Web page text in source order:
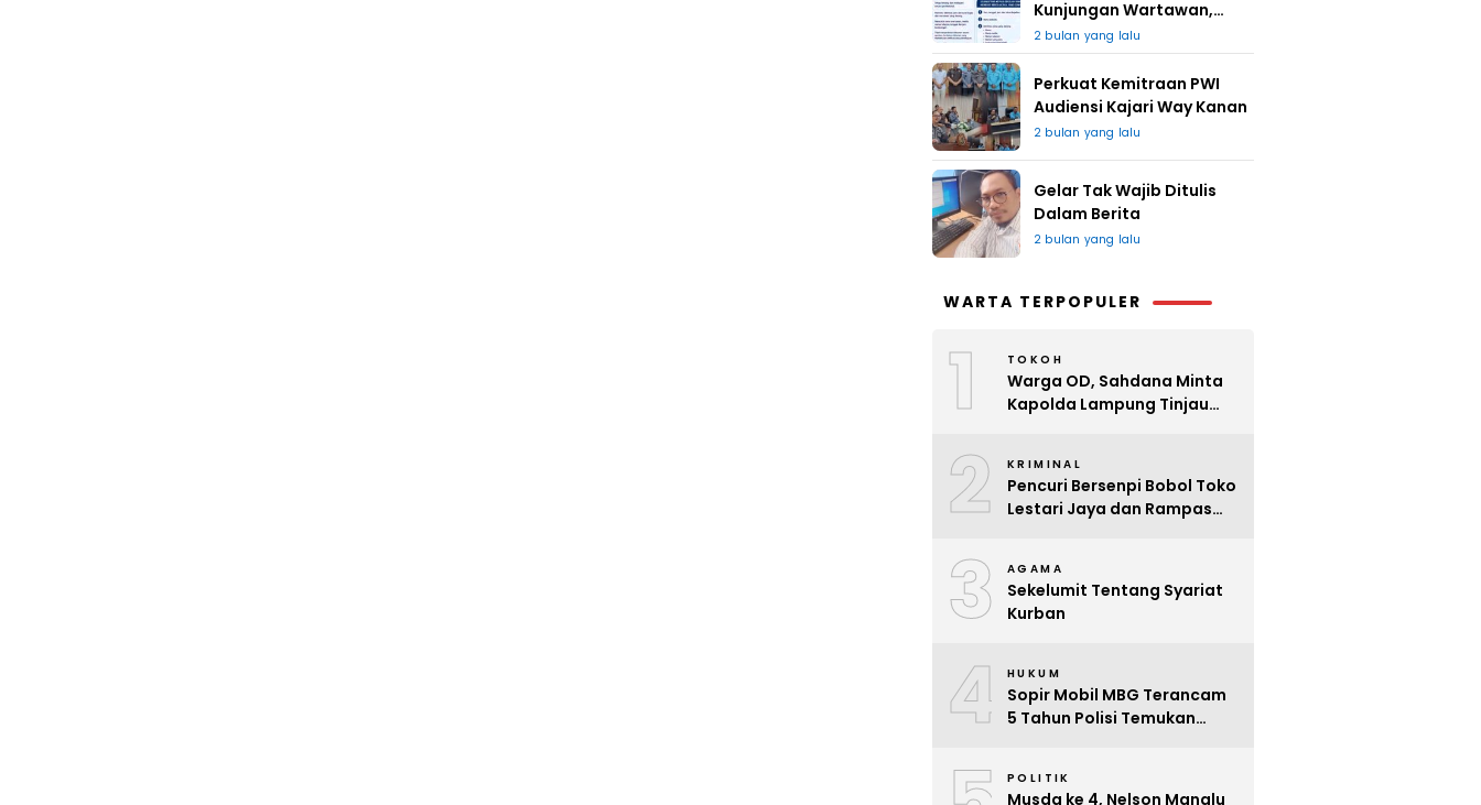
Kunjungan Wartawan,
Redaksi : Bagus Jangan
Lari
2 bulan yang lalu
Perkuat Kemitraan PWI
Audiensi Kajari Way Kanan
2 bulan yang lalu
Gelar Tak Wajib Ditulis
Dalam Berita
2 bulan yang lalu
WARTA TERPOPULER
1 TOKOH
Warga OD, Sahdana Minta
Kapolda Lampung Tinjau
2 KRIMINAL
Pencuri Bersenpi Bobol Toko
Lestari Jaya dan Rampas
3 AGAMA
Sekelumit Tentang Syariat
Kurban
4 HUKUM
Sopir Mobil MBG Terancam
5 Tahun Polisi Temukan
POLITIK
Musda ke 4, Nelson Manalu